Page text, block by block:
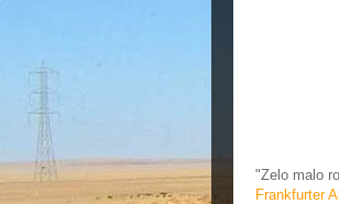
"Zelo malo
Frankfurter